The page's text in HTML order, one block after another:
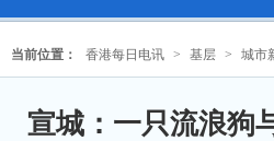
当前位置： 香港每日电讯 > 基层 > 城市
宣城：一只流浪狗